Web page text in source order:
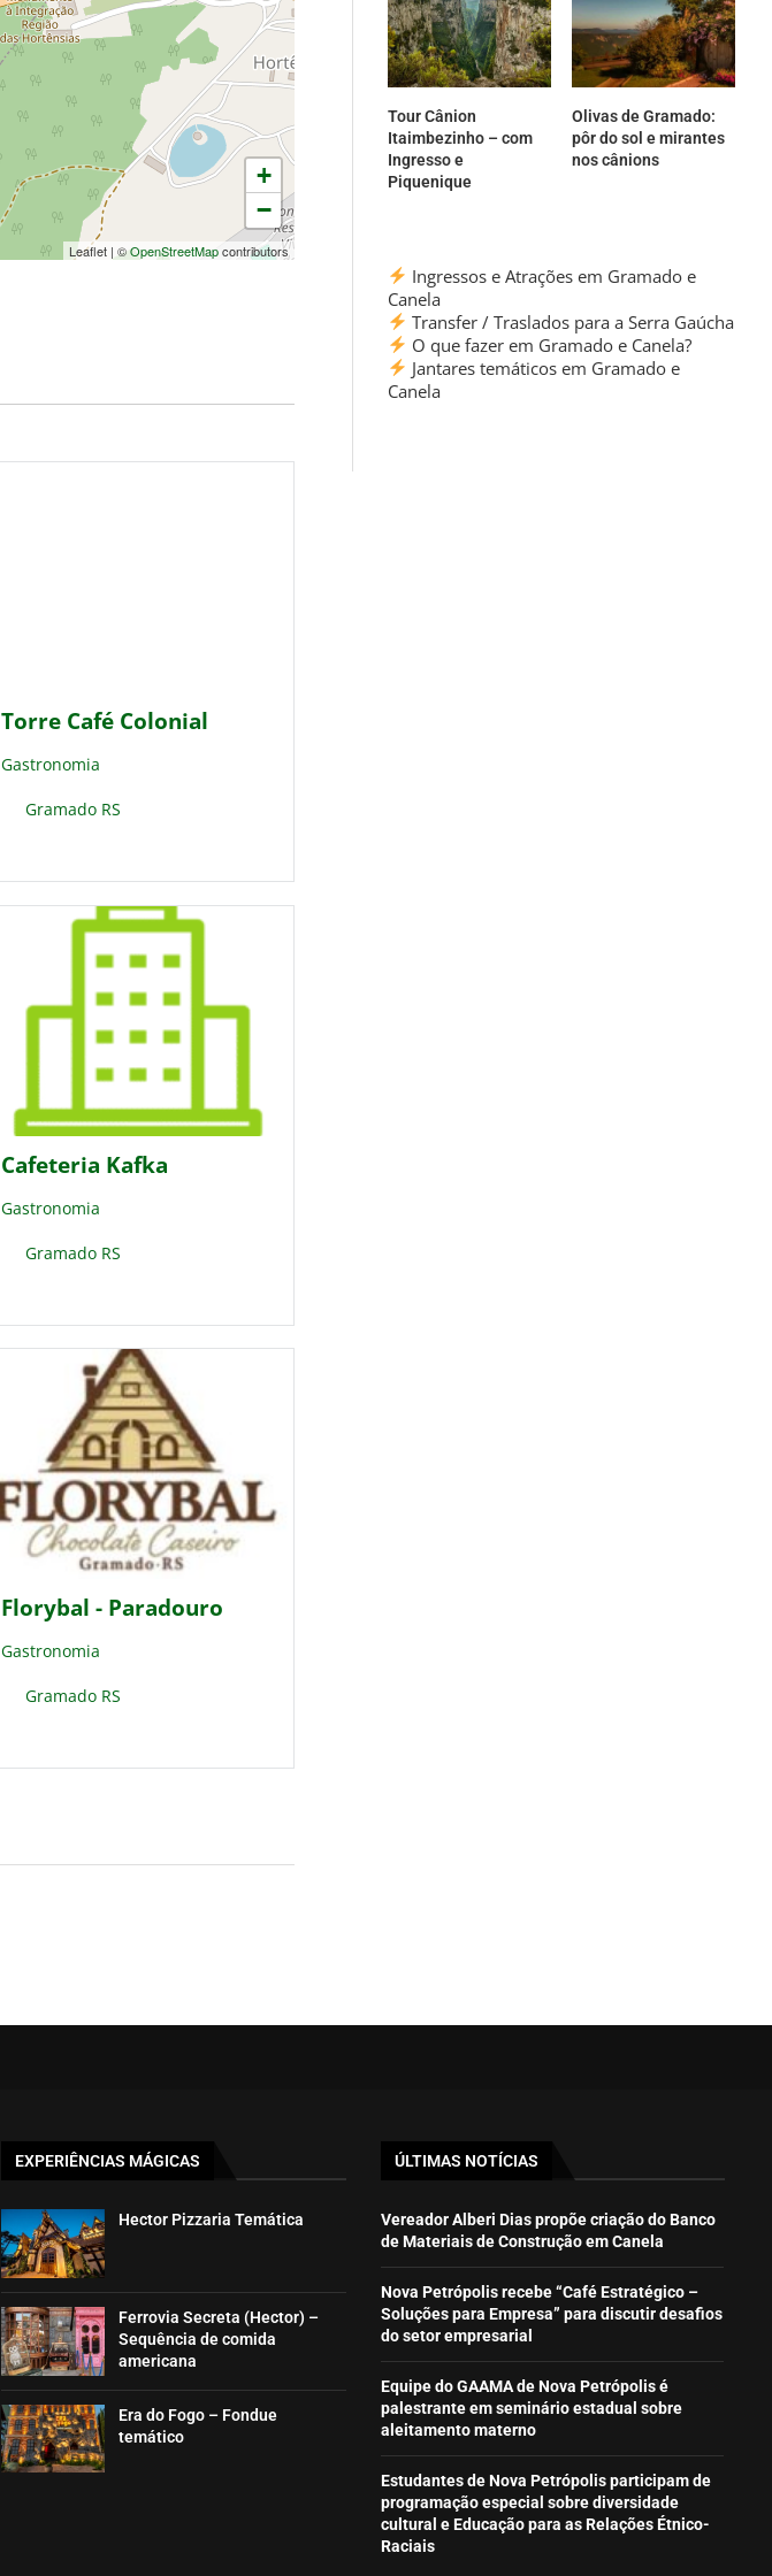
+
−
Leaflet | ©OpenStreetMapcontributors
Torre Café Colonial
Gastronomia
Gramado RS
Cafeteria Kafka
Gastronomia
Gramado RS
Florybal - Paradouro
Gastronomia
Gramado RS
Tour Cânion
Itaimbezinho – com
Ingresso e
Piquenique
Olivas de Gramado:
pôr do sol e mirantes
nos cânions
Ingressos e Atrações em Gramado e
Canela
Transfer / Traslados para a Serra Gaúcha
O que fazer em Gramado e Canela?
Jantares temáticos em Gramado e
Canela
EXPERIÊNCIAS MÁGICAS
Hector Pizzaria Temática
Ferrovia Secreta (Hector) –
Sequência de comida
americana
Era do Fogo – Fondue
temático
ÚLTIMAS NOTÍCIAS
Vereador Alberi Dias propõe criação do Banco
de Materiais de Construção em Canela
Nova Petrópolis recebe “Café Estratégico –
Soluções para Empresa” para discutir desafios
do setor empresarial
Equipe do GAAMA de Nova Petrópolis é
palestrante em seminário estadual sobre
aleitamento materno
Estudantes de Nova Petrópolis participam de
programação especial sobre diversidade
cultural e Educação para as Relações Étnico-
Raciais